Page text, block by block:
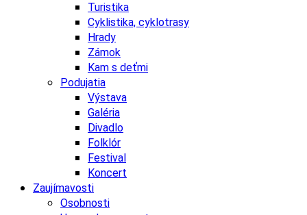
Turistika
Cyklistika, cyklotrasy
Hrady
Zámok
Kam s deťmi
Podujatia
Výstava
Galéria
Divadlo
Folklór
Festival
Koncert
Zaujímavosti
Osobnosti